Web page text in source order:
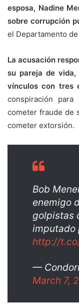
esposa, Nadine
sobre corrupción
el Departamento
La acusación
su pareja de
vínculos con tres
conspiración para
cometer fraude de
cometer extorsión.
Bob
enemigo
golpistas
imputado
http://
—
March 7,